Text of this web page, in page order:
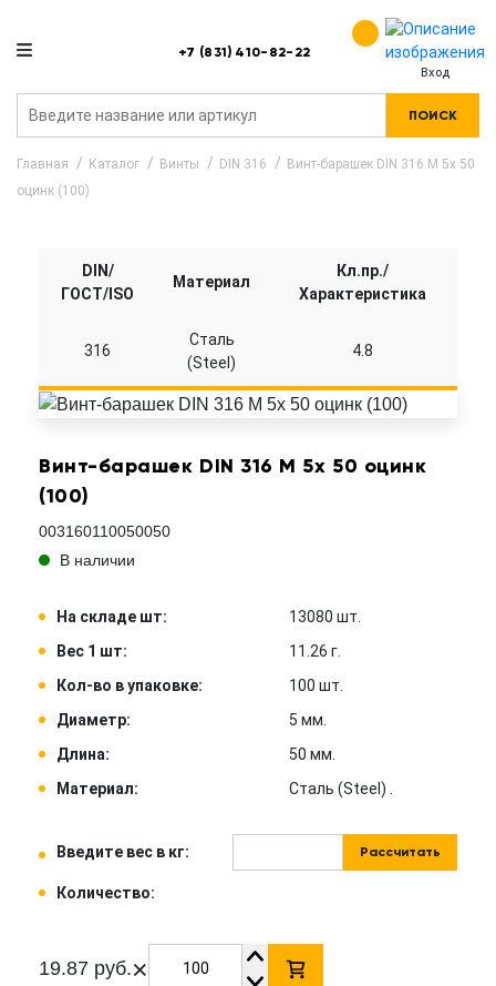
+7 (831) 410-82-22
Вход
ПОИСК
Главная Каталог Винты DIN 316
Винт-барашек DIN 316 M 5x 50
оцинк (100)
Винт-барашек DIN 316 M 5x 50 оцинк
(100)
003160110050050
В наличии
На складе шт:
13080 шт.
Вес 1 шт:
11.26 г.
Кол-во в упаковке:
100 шт.
Диаметр:
5 мм.
Длина:
50 мм.
Материал:
Сталь (Steel) .
Введите вес в кг: Рассчитать
Количество:
19.87 руб.×
DIN/
ГОСТ/ISO
Материал
Кл.пр./
Характеристика
316
Сталь
(Steel)
4.8